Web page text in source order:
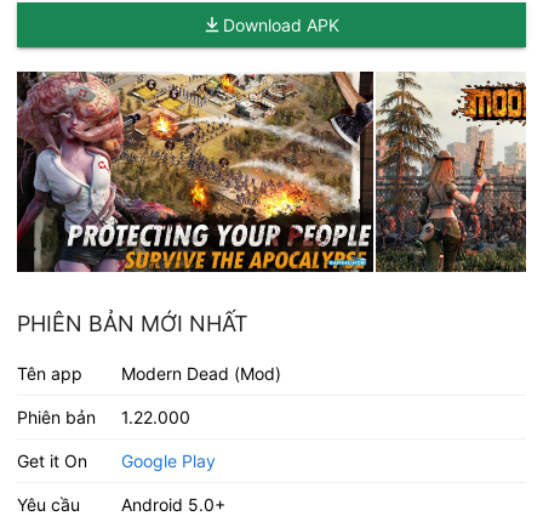
Download APK
PHIÊN BẢN MỚI NHẤT
Tên app Modern Dead (Mod)
Phiên bản 1.22.000
Get it On Google Play
Yêu cầu Android 5.0+